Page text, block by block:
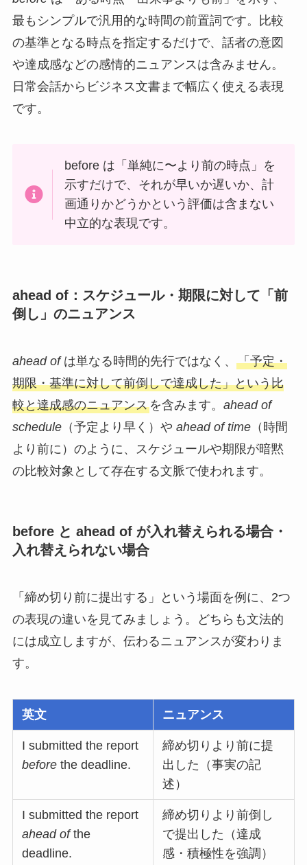
最もシンプルで汎用的な時間の前置詞です。比較
の基準となる時点を指定するだけで、話者の意図
や達成感などの感情的ニュアンスは含みません。
日常会話からビジネス文書まで幅広く使える表現
です。
before は「単純に〜より前の時点」を
示すだけで、それが早いか遅いか、計
画通りかどうかという評価は含まない
中立的な表現です。
ahead of：スケジュール・期限に対して「前
倒し」のニュアンス
ahead ofは単なる時間的先行ではなく、 「予定・
期限・基準に対して前倒しで達成した」という比
較と達成感のニュアンスを含みます。 ahead of
schedule（予定より早く）や ahead of time（時間
より前に）のように、スケジュールや期限が暗黙
の比較対象として存在する文脈で使われます。
before と ahead of が入れ替えられる場合・
入れ替えられない場合
「締め切り前に提出する」という場面を例に、2つ
の表現の違いを見てみましょう。どちらも文法的
には成立しますが、伝わるニュアンスが変わりま
す。
英文 ニュアンス
I submitted the report
before the deadline.
締め切りより前に提
出した（事実の記
述）
I submitted the report
ahead ofthe
deadline.
締め切りより前倒し
で提出した（達成
感・積極性を強調）